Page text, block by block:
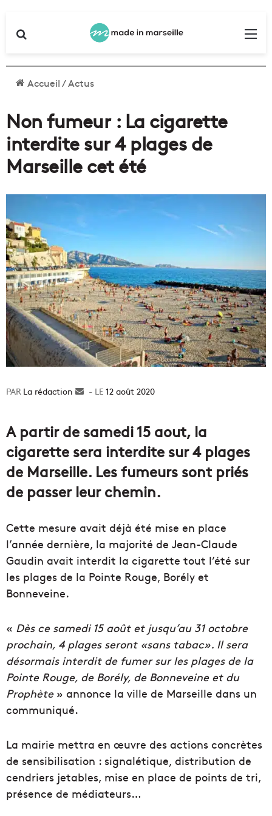
Accueil/Actus
Non fumeur : La cigarette
interdite sur 4 plages de
Marseille cet été
La rédaction
Envoyer12 août 2020
A partir de samedi 15 aout, la
cigarette sera interdite sur 4 plages
de Marseille. Les fumeurs sont priés
de passer leur chemin.
Cette mesure avait déjà été mise en place
l’année dernière, la majorité de Jean-Claude
Gaudin avait interdit la cigarette tout l’été sur
les plages de la Pointe Rouge, Borély et
Bonneveine.
« Dès ce samedi 15 août et jusqu’au 31 octobre
prochain, 4 plages seront «sans tabac». Il sera
désormais interdit de fumer sur les plages de la
Pointe Rouge, de Borély, de Bonneveine et du
Prophète» annonce la ville de Marseille dans un
communiqué.
La mairie mettra en œuvre des actions concrètes
de sensibilisation : signalétique, distribution de
cendriers jetables, mise en place de points de tri,
présence de médiateurs…